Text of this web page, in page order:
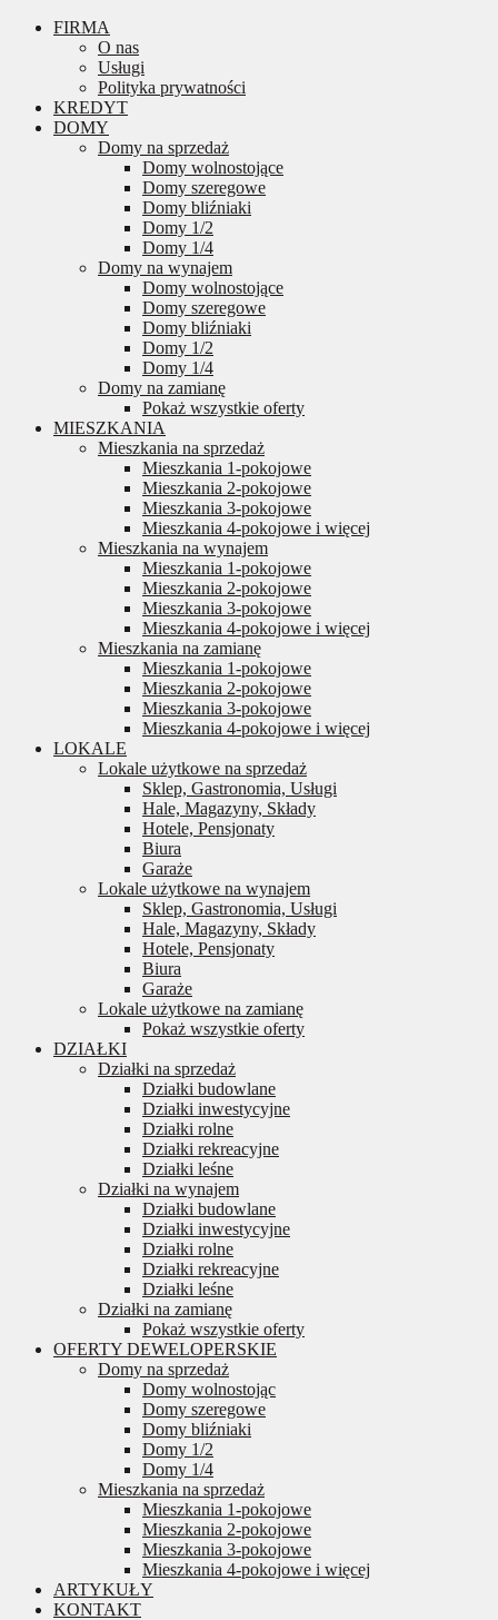
FIRMA
O nas
Usługi
Polityka prywatności
KREDYT
DOMY
Domy na sprzedaż
Domy wolnostojące
Domy szeregowe
Domy bliźniaki
Domy 1/2
Domy 1/4
Domy na wynajem
Domy wolnostojące
Domy szeregowe
Domy bliźniaki
Domy 1/2
Domy 1/4
Domy na zamianę
Pokaż wszystkie oferty
MIESZKANIA
Mieszkania na sprzedaż
Mieszkania 1-pokojowe
Mieszkania 2-pokojowe
Mieszkania 3-pokojowe
Mieszkania 4-pokojowe i więcej
Mieszkania na wynajem
Mieszkania 1-pokojowe
Mieszkania 2-pokojowe
Mieszkania 3-pokojowe
Mieszkania 4-pokojowe i więcej
Mieszkania na zamianę
Mieszkania 1-pokojowe
Mieszkania 2-pokojowe
Mieszkania 3-pokojowe
Mieszkania 4-pokojowe i więcej
LOKALE
Lokale użytkowe na sprzedaż
Sklep, Gastronomia, Usługi
Hale, Magazyny, Składy
Hotele, Pensjonaty
Biura
Garaże
Lokale użytkowe na wynajem
Sklep, Gastronomia, Usługi
Hale, Magazyny, Składy
Hotele, Pensjonaty
Biura
Garaże
Lokale użytkowe na zamianę
Pokaż wszystkie oferty
DZIAŁKI
Działki na sprzedaż
Działki budowlane
Działki inwestycyjne
Działki rolne
Działki rekreacyjne
Działki leśne
Działki na wynajem
Działki budowlane
Działki inwestycyjne
Działki rolne
Działki rekreacyjne
Działki leśne
Działki na zamianę
Pokaż wszystkie oferty
OFERTY DEWELOPERSKIE
Domy na sprzedaż
Domy wolnostojąc
Domy szeregowe
Domy bliźniaki
Domy 1/2
Domy 1/4
Mieszkania na sprzedaż
Mieszkania 1-pokojowe
Mieszkania 2-pokojowe
Mieszkania 3-pokojowe
Mieszkania 4-pokojowe i więcej
ARTYKUŁY
KONTAKT